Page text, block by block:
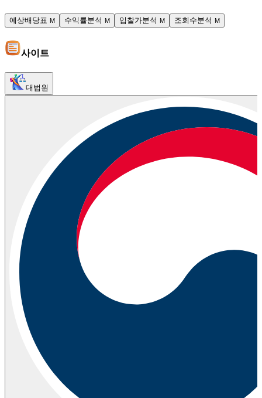
예상배당표 M 수익률분석 M 입찰가분석 M 조회수분석 M
사이트
대법원